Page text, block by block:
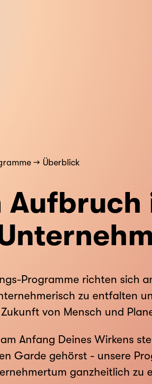
Überblick
Programme richten sich
zu entfalten
von Mensch und
Anfang Deines Wirkens
Garde gehörst - unsere
ganzheitlich zu